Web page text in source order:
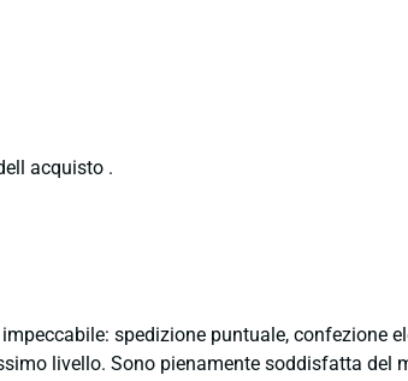
acquisto .
spedizione puntuale, confezione
livello. Sono pienamente soddisfatta del